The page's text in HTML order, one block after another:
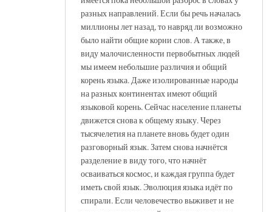
разных направлений. Если бы речь началась
миллионы лет назад, то навряд ли возможно
было найти общие корни слов. А также, в
виду малочисленности первобытных людей
мы имеем небольшие различия и общий
корень языка. Даже изолированные народы
на разных континентах имеют общий
языковой корень. Сейчас население планеты
движется снова к общему языку. Через
тысячелетия на планете вновь будет один
разговорный язык. Затем снова начнётся
разделение в виду того, что начнёт
осваиваться космос, и каждая группа будет
иметь свой язык. Эволюция языка идёт по
спирали. Если человечество выживет и не